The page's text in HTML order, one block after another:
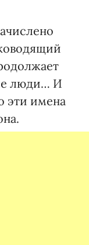
люди… И
эти имена